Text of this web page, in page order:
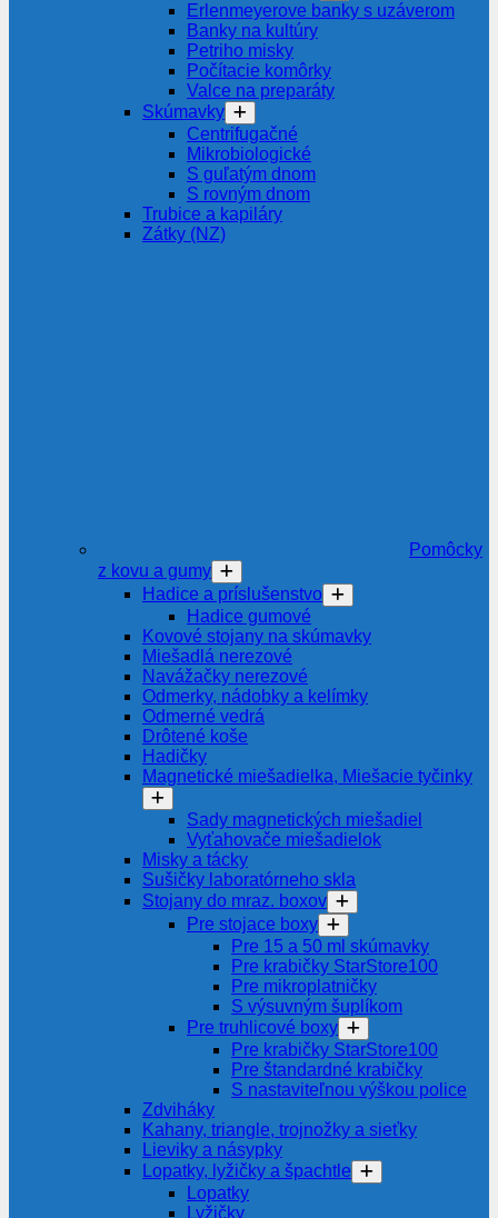
Erlenmeyerove banky s uzáverom
Banky na kultúry
Petriho misky
Počítacie komôrky
Valce na preparáty
Skúmavky
Centrifugačné
Mikrobiologické
S guľatým dnom
S rovným dnom
Trubice a kapiláry
Zátky (NZ)
Pomôcky
z kovu a gumy
Hadice a príslušenstvo
Hadice gumové
Kovové stojany na skúmavky
Miešadlá nerezové
Navážačky nerezové
Odmerky, nádobky a kelímky
Odmerné vedrá
Drôtené koše
Hadičky
Magnetické miešadielka, Miešacie tyčinky
Sady magnetických miešadiel
Vyťahovače miešadielok
Misky a tácky
Sušičky laboratórneho skla
Stojany do mraz. boxov
Pre stojace boxy
Pre 15 a 50 ml skúmavky
Pre krabičky StarStore100
Pre mikroplatničky
S výsuvným šuplíkom
Pre truhlicové boxy
Pre krabičky StarStore100
Pre štandardné krabičky
S nastaviteľnou výškou police
Zdviháky
Kahany, triangle, trojnožky a sieťky
Lieviky a násypky
Lopatky, lyžičky a špachtle
Lopatky
Lyžičky